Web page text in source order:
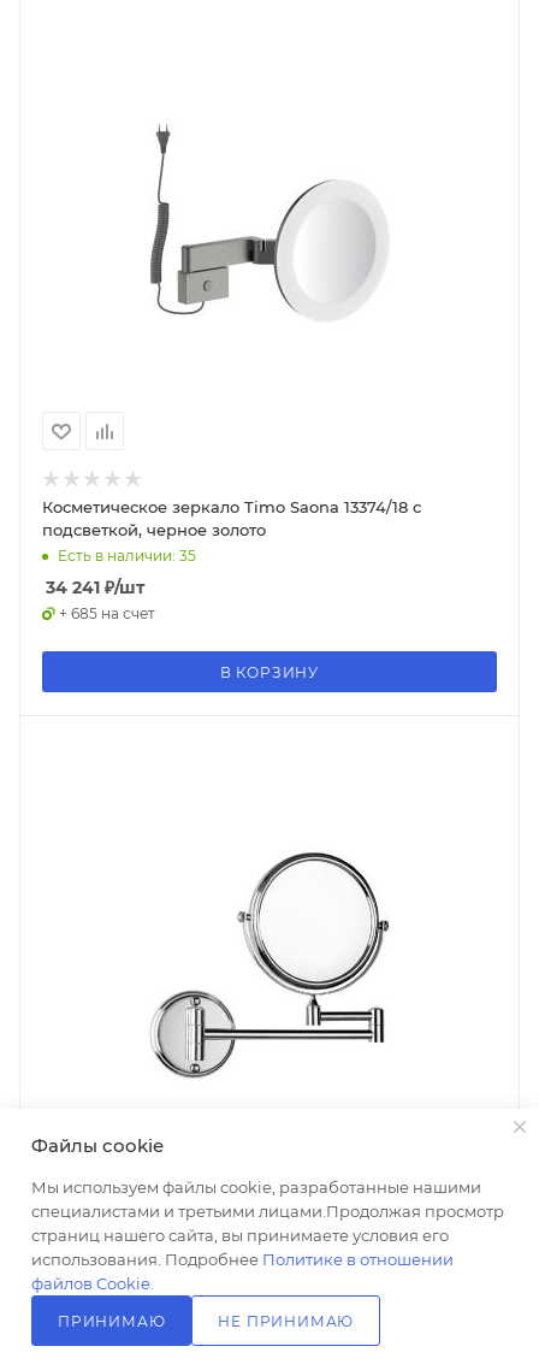
Косметическое зеркало Timo Saona 13374/18 с
подсветкой, черное золото
Есть в наличии: 35
34 241 ₽/шт
+ 685 на счет
В КОРЗИНУ
Косметическое зеркало Fixsen Hotel FX-31021
Есть в наличии: 32
Файлы cookie
Мы используем файлы cookie, разработанные нашими
специалистами и третьими лицами.Продолжая просмотр
страниц нашего сайта, вы принимаете условия его
использования. Подробнее Политике в отношении
файлов Cookie
ПРИНИМАЮ НЕ ПРИНИМАЮ